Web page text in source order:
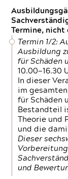
Termine, nicht
Termin 1/2:
Ausbildung
für Schäden
10.00—16.30
In dieser
im
für Schäden
Bestandteil
Theorie und
und die
Dieser
und